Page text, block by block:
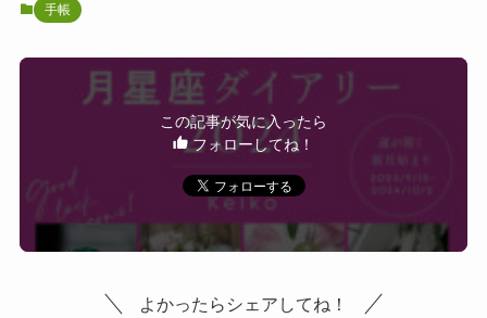
手帳
この記事が気に入ったら
フォローしてね！
よかったらシェアしてね！